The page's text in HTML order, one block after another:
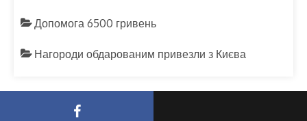
Допомога 6500 гривень
Нагороди обдарованим привезли з Києва